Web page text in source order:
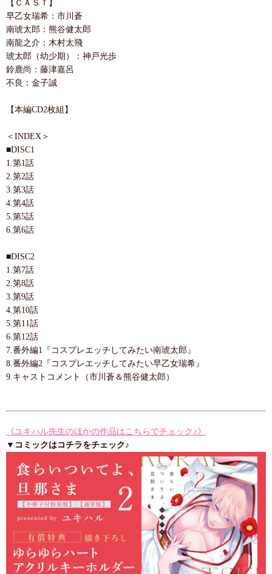
【ＣＡＳＴ】
早乙女瑞希：市川蒼
南琥太郎：熊谷健太郎
南龍之介：木村太飛
琥太郎（幼少期）：神戸光歩
鈴鹿尚：藤津嘉呂
不良：金子誠
【本編CD2枚組】
＜INDEX＞
■DISC1
1.第1話
2.第2話
3.第3話
4.第4話
5.第5話
6.第6話
■DISC2
1.第7話
2.第8話
3.第9話
4.第10話
5.第11話
6.第12話
7.番外編1『コスプレエッチしてみたい南琥太郎』
8.番外編2『コスプレエッチしてみたい早乙女瑞希』
9.キャストコメント（市川蒼＆熊谷健太郎）
《ユキハル先生のほかの作品はこちらでチェック♪》
▼コミックはコチラをチェック♪